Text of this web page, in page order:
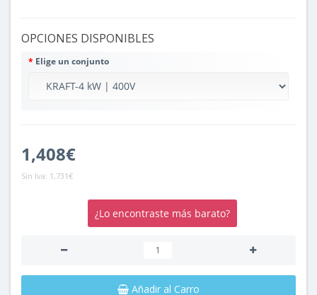
OPCIONES DISPONIBLES
Elige un conjunto
1,408€
Sin Iva: 1,731€
¿Lo encontraste más barato?
Añadir al Carro